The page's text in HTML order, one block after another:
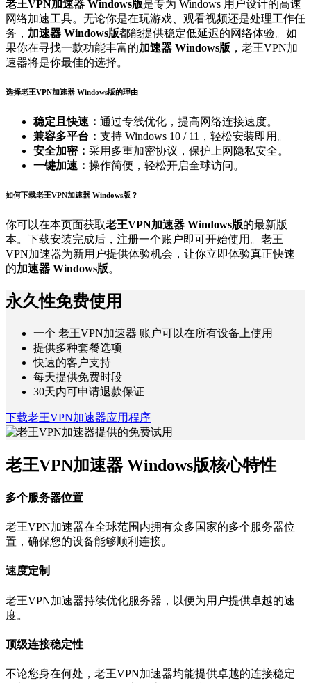
老王VPN加速器 Windows版是专为 Windows 用户设计的高速
网络加速工具。无论你是在玩游戏、观看视频还是处理工作任
务， 加速器 Windows版都能提供稳定低延迟的网络体验。如
果你在寻找一款功能丰富的加速器 Windows版 ，老王VPN加
速器将是你最佳的选择。
选择老王VPN加速器 Windows版的理由
稳定且快速： 通过专线优化，提高网络连接速度。
兼容多平台： 支持 Windows 10 / 11，轻松安装即用。
安全加密： 采用多重加密协议，保护上网隐私安全。
一键加速： 操作简便，轻松开启全球访问。
如何下载老王VPN加速器 Windows版？
你可以在本页面获取老王VPN加速器 Windows版的最新版
本。下载安装完成后，注册一个账户即可开始使用。老王
VPN加速器为新用户提供体验机会，让你立即体验真正快速
的加速器 Windows版。
永久性免费使用
一个 老王VPN加速器 账户可以在所有设备上使用
提供多种套餐选项
快速的客户支持
每天提供免费时段
30天内可申请退款保证
下载老王VPN加速器应用程序
老王VPN加速器 Windows版核心特性
多个服务器位置
老王VPN加速器在全球范围内拥有众多国家的多个服务器位
置，确保您的设备能够顺利连接。
速度定制
老王VPN加速器持续优化服务器，以便为用户提供卓越的速
度。
顶级连接稳定性
不论您身在何处，老王VPN加速器均能提供卓越的连接稳定